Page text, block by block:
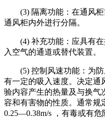
(3) 隔离功能：在通风柜
通风柜内外进行分隔。
(4) 补充功能：应具有在
入空气的通道或替代装置。
(5) 控制风速功能：为防
有一定的吸入速度。决定通
验内容产生的热量及与换气
容和有害物的性质。通常规
0.25―0.38m/s ，有毒或有